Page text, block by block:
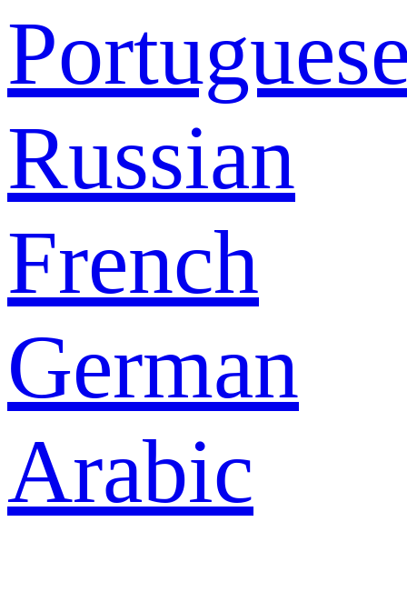
Russian
French
German
Arabic